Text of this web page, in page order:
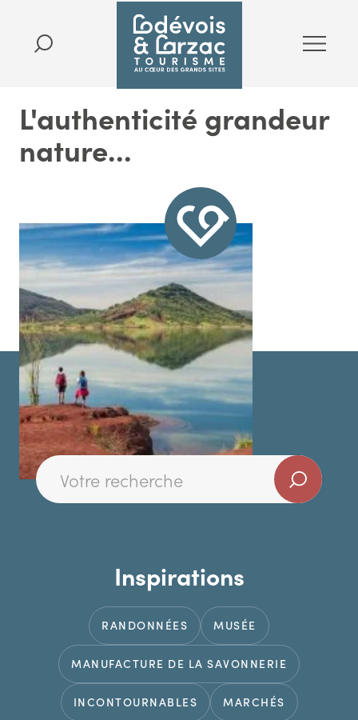
L'authenticité grandeur
nature...
Inspirations
RANDONNÉES MUSÉE
MANUFACTURE DE LA SAVONNERIE
INCONTOURNABLES MARCHÉS